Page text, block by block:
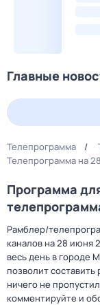
Главные
Телепрограмма
Телепрограмма на
Программа
Рамблер/
каналов на 28 июня
весь день в городе
позволит
ничего не
комментируйте и